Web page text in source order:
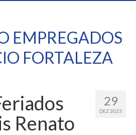
EMPREGADOS
FORTALEZA
29
DEZ 2023
Renato